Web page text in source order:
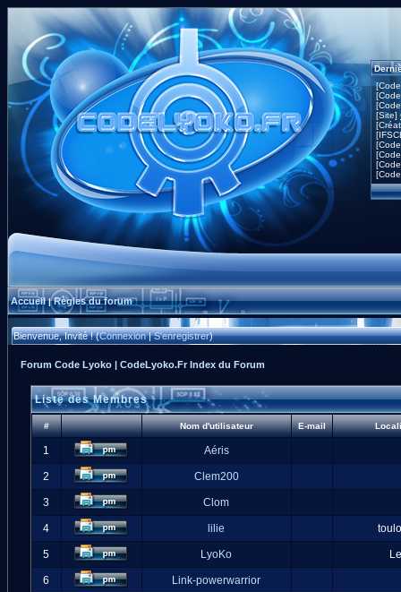
[Site]
Accueil|Règles du forum
Bienvenue, Invité ! (Connexion|S'enregistrer)
Forum Code Lyoko | CodeLyoko.Fr Index du Forum
Liste des Membres
# Nom d'utilisateur E-mail
1 Aéris
2 Clem200
3 Clom
4 lilie
5 LyoKo
6 Link-powerwarrior